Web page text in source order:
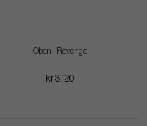
Oban - Revenge
kr 3 120